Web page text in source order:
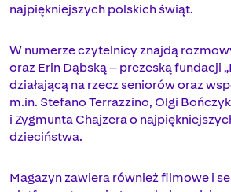
najpiękniejszych polskich świąt.
W numerze czytelnicy znajdą
oraz Erin Dąbską – prezeską fundacji
działającą na rzecz seniorów oraz
m.in. Stefano Terrazzino, Olgi
i Zygmunta Chajzera o
dzieciństwa.
Magazyn zawiera również filmowe i